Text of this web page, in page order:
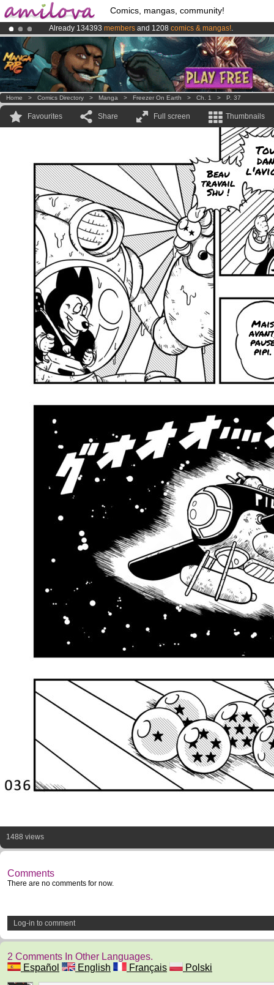
Comics, mangas, community!
Already 134393 members and 1208 comics & mangas!.
AmilovaKickstarter is now LIVE!.
Premium membership from3.95 euros per month !Get membership
Home > Comics Directory > Manga > Freezer On Earth > Ch. 1 > P. 37
Favourites Share Full screen Thumbnails
Beau
travail
Shu !
Mais
pipi.
1488 views
Comments
There are no comments for now.
Log-in to comment
2 Comments In Other Languages.
Español
English Français Polski